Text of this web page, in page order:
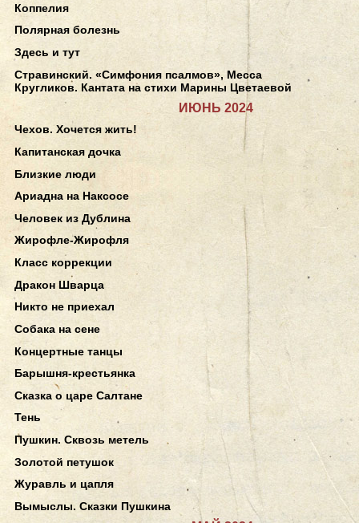
Коппелия
Полярная болезнь
Здесь и тут
Стравинский. «Симфония псалмов», Месса
Кругликов. Кантата на стихи Марины Цветаевой
ИЮНЬ 2024
Чехов. Хочется жить!
Капитанская дочка
Близкие люди
Ариадна на Наксосе
Человек из Дублина
Жирофле-Жирофля
Класс коррекции
Дракон Шварца
Никто не приехал
Собака на сене
Концертные танцы
Барышня-крестьянка
Сказка о царе Салтане
Тень
Пушкин. Сквозь метель
Золотой петушок
Журавль и цапля
Вымыслы. Сказки Пушкина